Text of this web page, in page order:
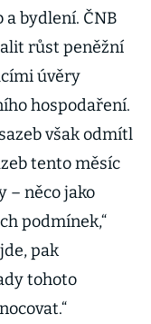
bydlení. ČNB
růst peněžní
úvěry
hospodaření.
však odmítl
tento měsíc
– něco jako
podmínek,“
pak
tohoto